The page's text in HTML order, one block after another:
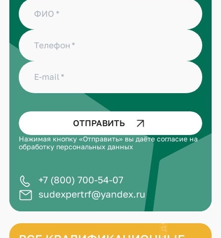
ФИО
Телефон
E-mail
ОТПРАВИТЬ
Нажимая кнопку «Отправить» вы даёте согласие на
обработку персональных данных
+7 (800) 700-54-07
sudexpertrf@yandex.ru